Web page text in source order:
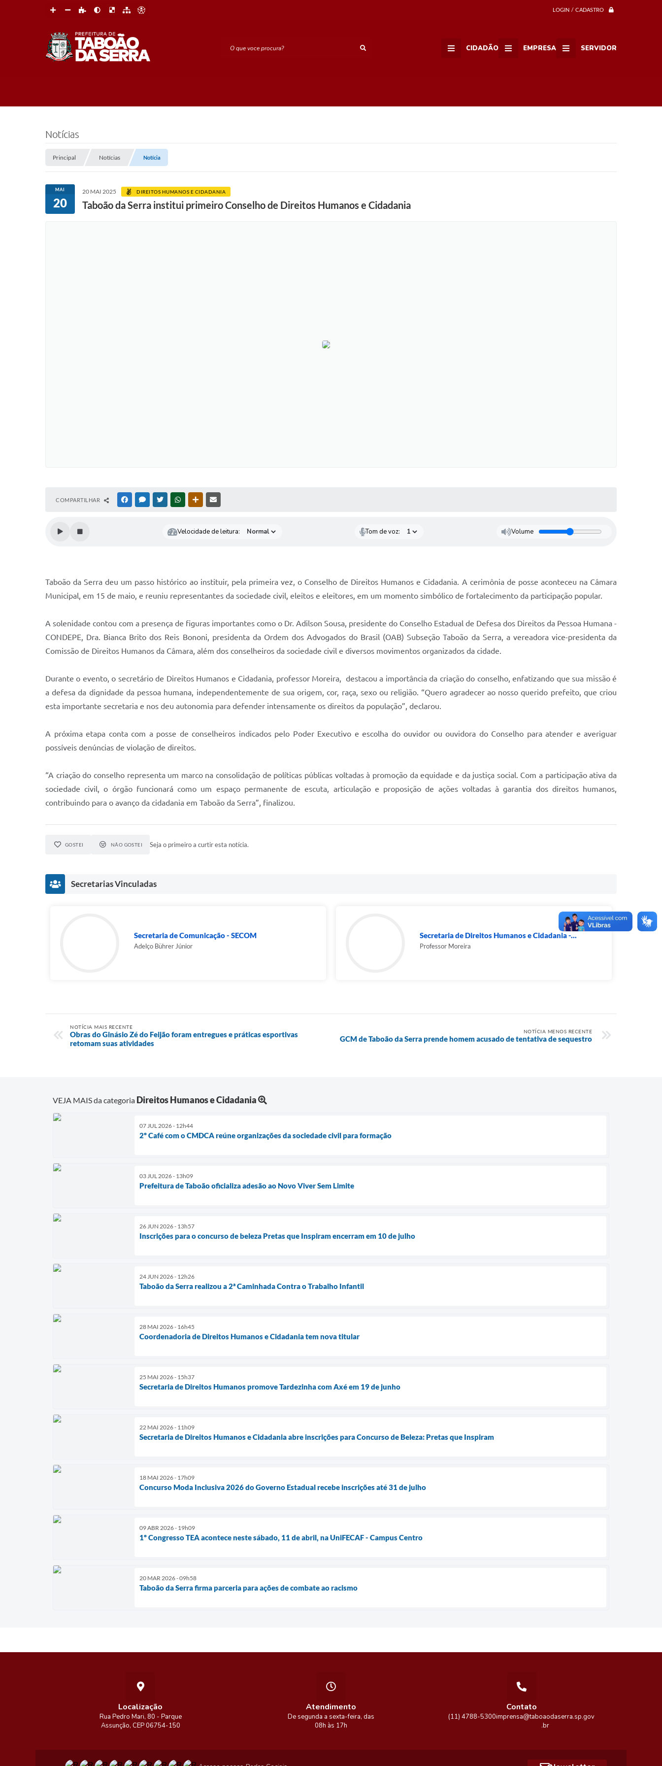
LOGIN / CADASTRO
O que voce procura? CIDADÃO EMPRESA SERVIDOR
Notícias
Principal Notícias Notícia
MAI
20
20 MAI 2025 DIREITOS HUMANOS E CIDADANIA
Taboão da Serra institui primeiro Conselho de Direitos Humanos e Cidadania
COMPARTILHAR FACEBOOKMESSENGER
TWITTERWHATSAPPOUTRAS MÍDIAS
Velocidade de leitura: Tom de voz: Volume
Taboão da Serra deu um passo histórico ao instituir, pela primeira vez, o Conselho de Direitos Humanos e Cidadania. A cerimônia de posse aconteceu na Câmara
Municipal, em 15 de maio, e reuniu representantes da sociedade civil, eleitos e eleitores, em um momento simbólico de fortalecimento da participação popular.
A solenidade contou com a presença de figuras importantes como o Dr. Adilson Sousa, presidente do Conselho Estadual de Defesa dos Direitos da Pessoa Humana -
CONDEPE, Dra. Bianca Brito dos Reis Bononi, presidenta da Ordem dos Advogados do Brasil (OAB) Subseção Taboão da Serra, a vereadora vice-presidenta da
Comissão de Direitos Humanos da Câmara, além dos conselheiros da sociedade civil e diversos movimentos organizados da cidade.
Durante o evento, o secretário de Direitos Humanos e Cidadania, professor Moreira, destacou a importância da criação do conselho, enfatizando que sua missão é
a defesa da dignidade da pessoa humana, independentemente de sua origem, cor, raça, sexo ou religião. “Quero agradecer ao nosso querido prefeito, que criou
esta importante secretaria e nos deu autonomia para defender intensamente os direitos da população”, declarou.
A próxima etapa conta com a posse de conselheiros indicados pelo Poder Executivo e escolha do ouvidor ou ouvidora do Conselho para atender e averiguar
possíveis denúncias de violação de direitos.
“A criação do conselho representa um marco na consolidação de políticas públicas voltadas à promoção da equidade e da justiça social. Com a participação ativa da
sociedade civil, o órgão funcionará como um espaço permanente de escuta, articulação e proposição de ações voltadas à garantia dos direitos humanos,
contribuindo para o avanço da cidadania em Taboão da Serra”, finalizou.
GOSTEI NÃO GOSTEI Seja o primeiro a curtir esta notícia.
Secretarias Vinculadas
Secretaria de Comunicação - SECOM
Adelço Bührer Júnior
Secretaria de Direitos Humanos e Cidadania -...
Professor Moreira
NOTÍCIA MAIS RECENTE
Obras do Ginásio Zé do Feijão foram entregues e práticas esportivas
retomam suas atividades
NOTÍCIA MENOS RECENTE
GCM de Taboão da Serra prende homem acusado de tentativa de sequestro
VEJA MAIS da categoria Direitos Humanos e Cidadania
07 JUL 2026 - 12h44
2º Café com o CMDCA reúne organizações da sociedade civil para formação
03 JUL 2026 - 13h09
Prefeitura de Taboão oficializa adesão ao Novo Viver Sem Limite
26 JUN 2026 - 13h57
Inscrições para o concurso de beleza Pretas que Inspiram encerram em 10 de julho
24 JUN 2026 - 12h26
Taboão da Serra realizou a 2ª Caminhada Contra o Trabalho Infantil
28 MAI 2026 - 16h45
Coordenadoria de Direitos Humanos e Cidadania tem nova titular
25 MAI 2026 - 15h37
Secretaria de Direitos Humanos promove Tardezinha com Axé em 19 de junho
22 MAI 2026 - 11h09
Secretaria de Direitos Humanos e Cidadania abre inscrições para Concurso de Beleza: Pretas que Inspiram
18 MAI 2026 - 17h09
Concurso Moda Inclusiva 2026 do Governo Estadual recebe inscrições até 31 de julho
09 ABR 2026 - 19h09
1º Congresso TEA acontece neste sábado, 11 de abril, na UniFECAF - Campus Centro
20 MAR 2026 - 09h58
Taboão da Serra firma parceria para ações de combate ao racismo
Localização
Rua Pedro Mari, 80 - Parque
Assunção, CEP 06754-150
Contato
(11) 4788-5300imprensa@taboaodaserra.sp.gov
.br
Atendimento
De segunda a sexta-feira, das
08h às 17h